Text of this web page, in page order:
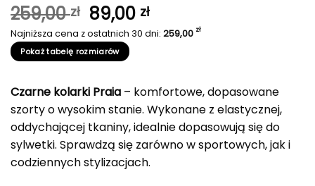
259,00zł Pierwotna
cena
wynosiła:
259,00 zł.
89,00 złAktualna
cena
Najniższa cena z ostatnich 30 dni: 259,00 zł
Pokaż tabelę rozmiarów
Czarne kolarki Praia – komfortowe, dopasowane
szorty o wysokim stanie. Wykonane z elastycznej,
oddychającej tkaniny, idealnie dopasowują się do
sylwetki. Sprawdzą się zarówno w sportowych, jak i
codziennych stylizacjach.